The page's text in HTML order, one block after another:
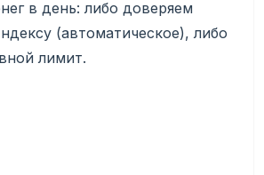
в день: либо доверяем
(автоматическое), либо
лимит.